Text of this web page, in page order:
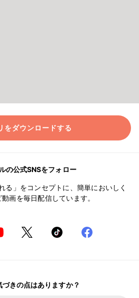
をダウンロードする
の公式SNSをフォロー
る」をコンセプトに、簡単においしく
画を毎日配信しています。
づきの点はありますか？